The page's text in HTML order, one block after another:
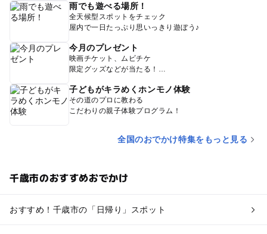
雨でも遊べる場所！
全天候型スポットをチェック
屋内で一日たっぷり思いっきり遊ぼう♪
今月のプレゼント
映画チケット、ムビチケ
限定グッズなどが当たる！
子どもがキラめくホンモノ体験
その道のプロに教わる
こだわりの親子体験プログラム！
全国のおでかけ特集をもっと見る
千歳市のおすすめおでかけ
おすすめ！千歳市の「日帰り」スポット